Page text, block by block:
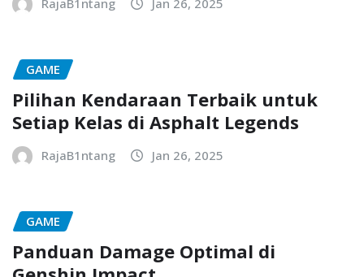
RajaB1ntang Jan 26, 2025
GAME
Pilihan Kendaraan Terbaik untuk
Setiap Kelas di Asphalt Legends
RajaB1ntang Jan 26, 2025
GAME
Panduan Damage Optimal di